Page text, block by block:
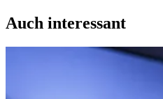
Auch interessant